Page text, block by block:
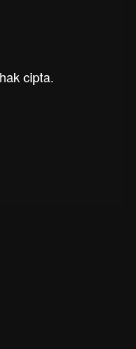
cipta.